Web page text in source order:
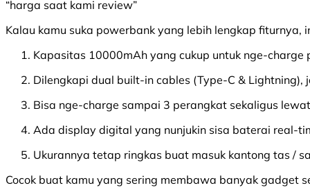
“harga saat kami review”
Kalau kamu suka powerbank yang lebih lengkap fiturnya,
Kapasitas 10000mAh yang cukup untuk nge-charge
Dilengkapi dual built-in cables (Type-C &
Bisa nge-charge sampai 3 perangkat sekaligus
Ada display digital yang nunjukin sisa baterai real-
Ukurannya tetap ringkas buat masuk kantong tas /
Cocok buat kamu yang sering membawa banyak gadget